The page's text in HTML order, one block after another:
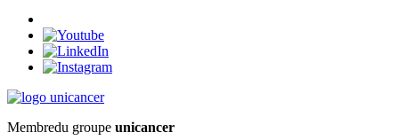
Membredu groupe unicancer